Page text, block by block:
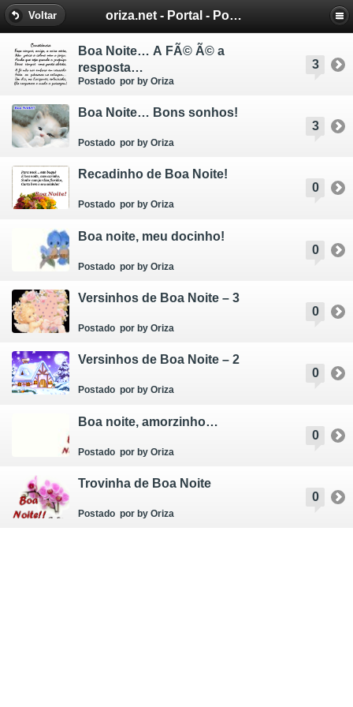
Voltar oriza.net - Portal - Poemas e Mensagens de Oriza Martins
3
Boa Noite… A FÃ© Ã© a
resposta…
Postado por by Oriza
3
Boa Noite… Bons sonhos!
Postado por by Oriza
0
Recadinho de Boa Noite!
Postado por by Oriza
0
Boa noite, meu docinho!
Postado por by Oriza
0
Versinhos de Boa Noite – 3
Postado por by Oriza
0
Versinhos de Boa Noite – 2
Postado por by Oriza
0
Boa noite, amorzinho…
Postado por by Oriza
0
Trovinha de Boa Noite
Postado por by Oriza